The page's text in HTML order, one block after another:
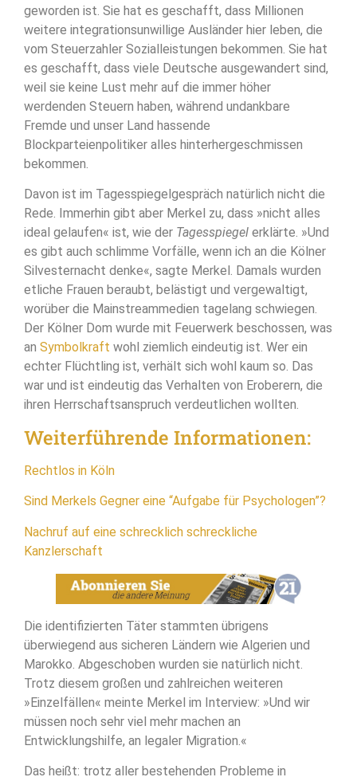
geworden ist. Sie hat es geschafft, dass Millionen
weitere integrationsunwillige Ausländer hier leben, die
vom Steuerzahler Sozialleistungen bekommen. Sie hat
es geschafft, dass viele Deutsche ausgewandert sind,
weil sie keine Lust mehr auf die immer höher
werdenden Steuern haben, während undankbare
Fremde und unser Land hassende
Blockparteienpolitiker alles hinterhergeschmissen
bekommen.
Davon ist im Tagesspiegelgespräch natürlich nicht die
Rede. Immerhin gibt aber Merkel zu, dass »nicht alles
ideal gelaufen« ist, wie der Tagesspiegel erklärte. »Und
es gibt auch schlimme Vorfälle, wenn ich an die Kölner
Silvesternacht denke«, sagte Merkel. Damals wurden
etliche Frauen beraubt, belästigt und vergewaltigt,
worüber die Mainstreammedien tagelang schwiegen.
Der Kölner Dom wurde mit Feuerwerk beschossen, was
an Symbolkraft wohl ziemlich eindeutig ist. Wer ein
echter Flüchtling ist, verhält sich wohl kaum so. Das
war und ist eindeutig das Verhalten von Eroberern, die
ihren Herrschaftsanspruch verdeutlichen wollten.
Weiterführende Informationen:
Rechtlos in Köln
Sind Merkels Gegner eine “Aufgabe für Psychologen”?
Nachruf auf eine schrecklich schreckliche
Kanzlerschaft
Die identifizierten Täter stammten übrigens
überwiegend aus sicheren Ländern wie Algerien und
Marokko. Abgeschoben wurden sie natürlich nicht.
Trotz diesem großen und zahlreichen weiteren
»Einzelfällen« meinte Merkel im Interview: »Und wir
müssen noch sehr viel mehr machen an
Entwicklungshilfe, an legaler Migration.«
Das heißt: trotz aller bestehenden Probleme in